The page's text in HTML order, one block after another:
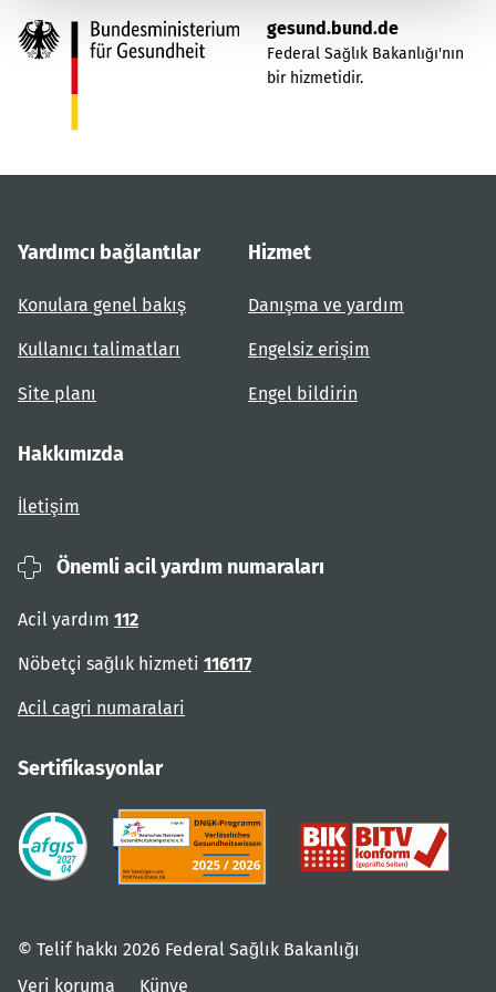
gesund.bund.de
Federal Sağlık Bakanlığı'nın
bir hizmetidir.
Yardımcı bağlantılar
Konulara genel bakış
Kullanıcı talimatları
Site planı
Hizmet
Danışma ve yardım
Engelsiz erişim
Engel bildirin
Hakkımızda
İletişim
Önemli acil yardım numaraları
Acil yardım 112
Nöbetçi sağlık hizmeti 116117
Acil cagri numaralari
Sertifikasyonlar
© Telif hakkı 2026 Federal Sağlık Bakanlığı
Veri koruma
Künye